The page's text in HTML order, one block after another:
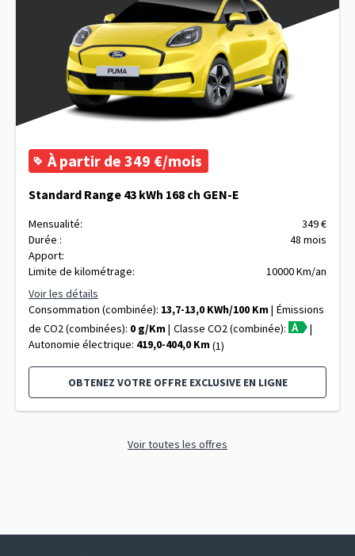
À partir de 349 €/mois
Standard Range 43 kWh 168 ch GEN-E
Mensualité:
349 €
Durée :
48 mois
Apport:
Limite de kilométrage:
10000 Km/an
Voir les détails
Consommation (combinée): 13,7-13,0 KWh/100 Km Émissions
de CO2 (combinées): 0 g/Km Classe CO2 (combinée):
Autonomie électrique: 419,0-404,0 Km(1)
OBTENEZ VOTRE OFFRE EXCLUSIVE EN LIGNE
Voir toutes les offres